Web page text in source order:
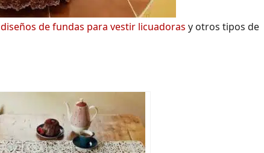
diseños de fundas para vestir licuadoras y otros tipos de